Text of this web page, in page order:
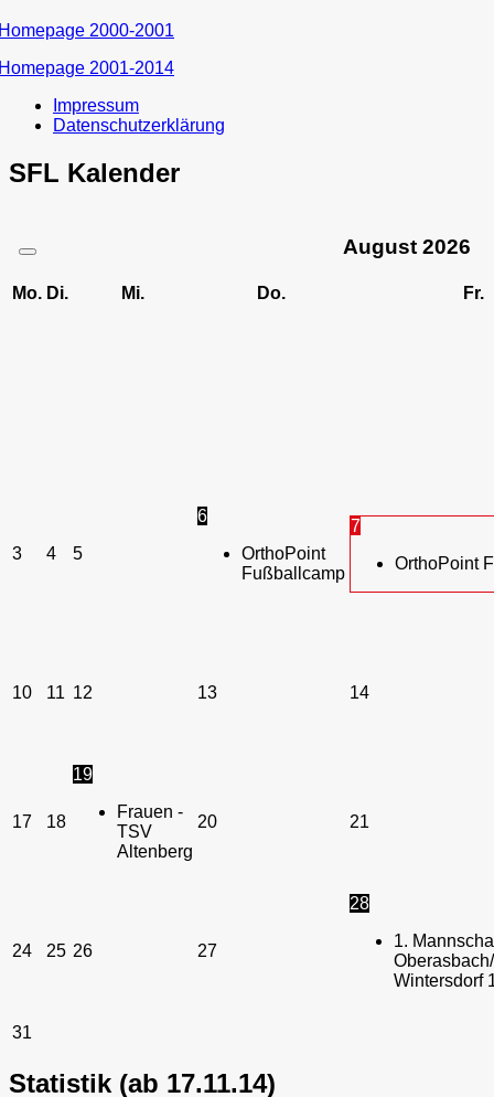
2000-2001
2001-2014
Impressum
Datenschutzerklärung
SFL Kalender
August 2026
Mo. Di. Mi. Do. Fr.
3 4 5
6
OrthoPoint
Fußballcamp
7
OrthoPoint
10 11 12 13 14
17 18
19
Frauen -
TSV
Altenberg
20 21
24 25 26 27
28
1.
Wintersdorf
31
Statistik (ab 17.11.14)